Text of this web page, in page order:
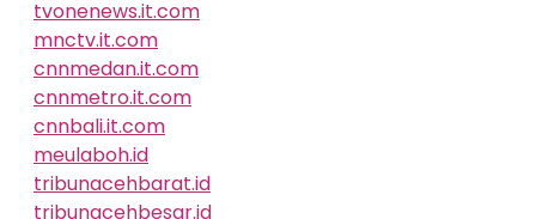
tvonenews.it.com
mnctv.it.com
cnnmedan.it.com
cnnmetro.it.com
cnnbali.it.com
meulaboh.id
tribunacehbarat.id
tribunacehbesar.id